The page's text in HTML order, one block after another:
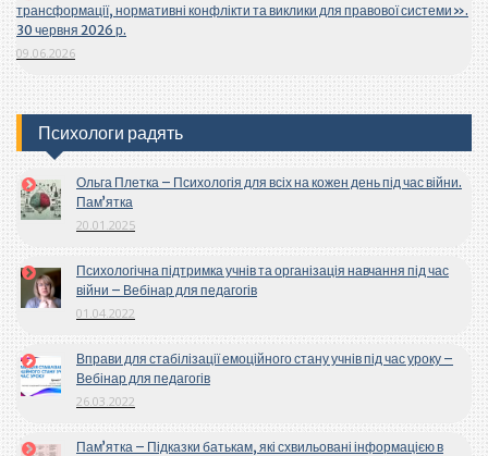
трансформації, нормативні конфлікти та виклики для правової системи».
30 червня 2026 р.
09.06.2026
Психологи радять
Ольга Плетка – Психологія для всіх на кожен день під час війни.
Пам’ятка
20.01.2025
Психологічна підтримка учнів та організація навчання під час
війни – Вебінар для педагогів
01.04.2022
Вправи для стабілізації емоційного стану учнів під час уроку –
Вебінар для педагогів
26.03.2022
Пам’ятка – Підказки батькам, які схвильовані інформацією в